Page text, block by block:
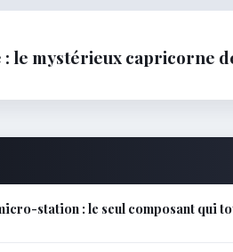
: le mystérieux capricorne
station : le seul composant qui